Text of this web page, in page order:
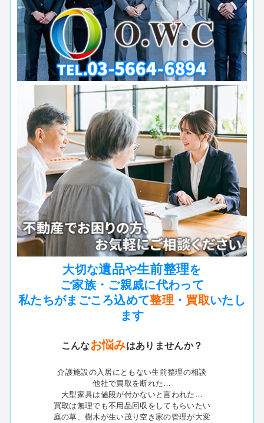
大切な遺品や生前整理を
ご家族・ご親戚に代わって
私たちがまごころ込めて整理 ・ 買取いたし
ます
こんなお悩みはありませんか？
介護施設の入居にともない生前整理の相談
他社で買取を断れた…
大型家具は値段が付かないと言われた…
買取は無理でも不用品回収をしてもらいたい
庭の草、樹木が生い茂り空き家の管理が大変